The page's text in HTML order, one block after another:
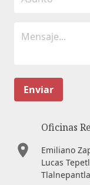
Enviar
Oficinas
Emiliano
Lucas